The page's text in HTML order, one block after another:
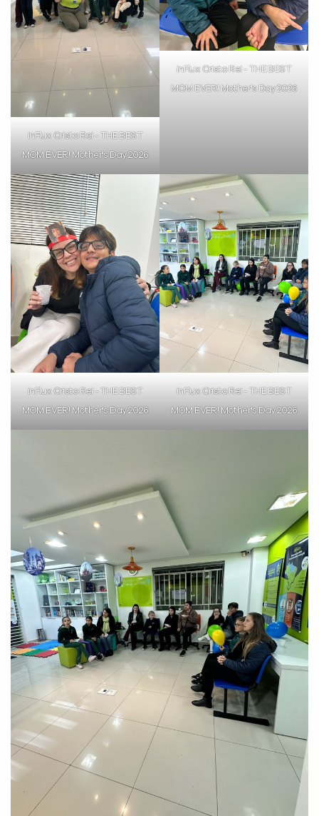
inFlux Cristo Rei - THE BEST
MOM EVER! Mother's Day 2026
inFlux Cristo Rei - THE BEST
MOM EVER! Mother's Day 2026
inFlux Cristo Rei - THE BEST
MOM EVER! Mother's Day 2026
inFlux Cristo Rei - THE BEST
MOM EVER! Mother's Day 2026